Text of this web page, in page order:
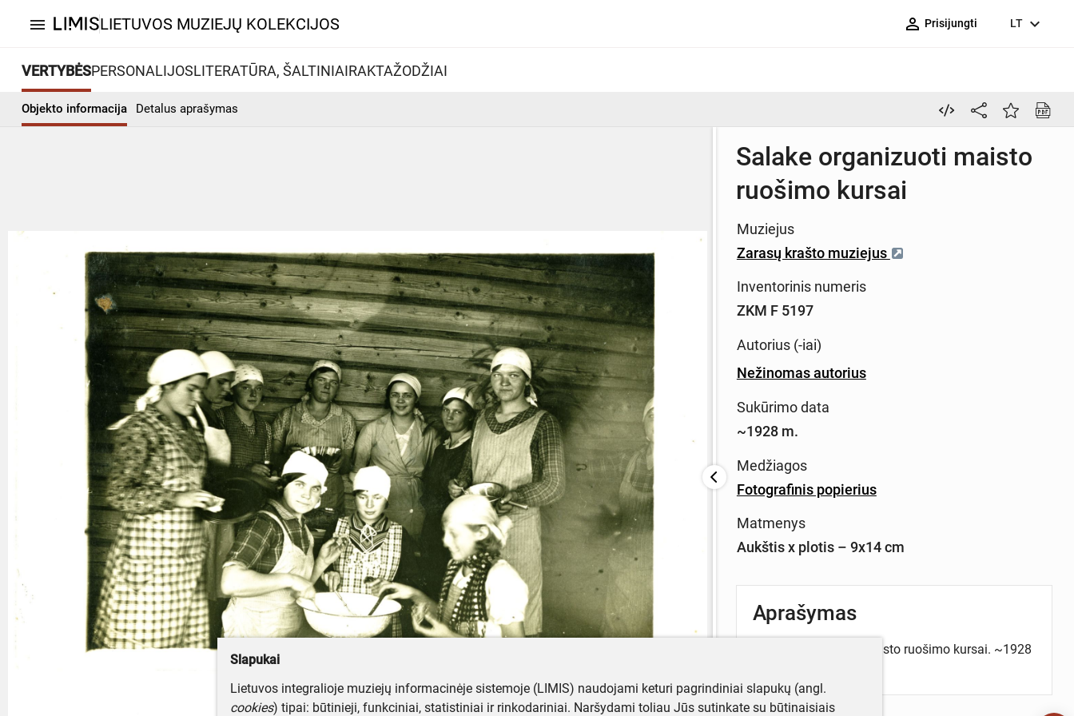
menu LIETUVOS MUZIEJŲ KOLEKCIJOS person_outline Prisijungti LT expand_more
VERTYBĖSPERSONALIJOSLITERATŪRA, ŠALTINIAIRAKTAŽODŽIAI
Objekto informacija Detalus aprašymas
Salake organizuoti maisto
ruošimo kursai
Muziejus
Zarasų krašto muziejus
Inventorinis numeris
ZKM F 5197
Autorius (-iai)
Nežinomas autorius
Sukūrimo data
~1928 m.
Medžiagos
Fotografinis popierius
Matmenys
Aukštis x plotis – 9x14 cm
Aprašymas
Salake organizuoti maisto ruošimo kursai. ~1928
Slapukai
Lietuvos integralioje muziejų informacinėje sistemoje (LIMIS) naudojami keturi pagrindiniai slapukų (angl.
cookies) tipai: būtinieji, funkciniai, statistiniai ir rinkodariniai. Naršydami toliau Jūs sutinkate su būtinaisiais